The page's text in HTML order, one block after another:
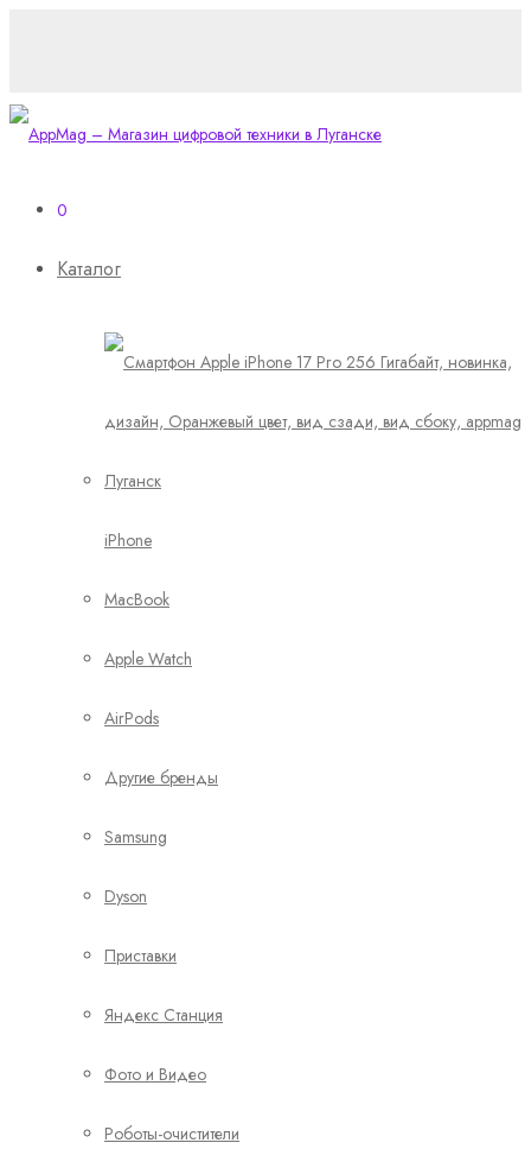
0
Каталог
iPhone
MacBook
Apple Watch
AirPods
Другие бренды
Samsung
Dyson
Приставки
Яндекс Станция
Фото и Видео
Роботы-очистители